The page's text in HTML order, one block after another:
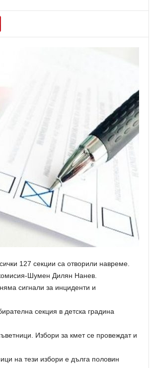
127 секции са отворили навреме.
Шумен Дилян Нанев.
сигнали за инциденти и
секция в детска градина
Избори за кмет се провеждат и
на тези избори е дълга половин